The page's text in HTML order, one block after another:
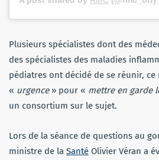
Plusieurs spécialistes dont des
des spécialistes des maladies
pédiatres ont décidé de se réunir, ce
« urgence» pour « mettre en garde
un consortium sur le sujet.
Lors de la séance de questions au
ministre de la Santé Olivier Véran a